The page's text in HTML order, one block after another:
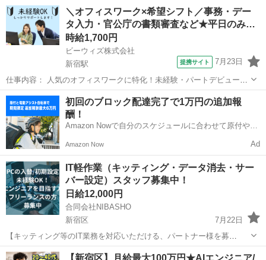
ト・パート求人! 健康診断で来院する受診者様の対応やご案内をおこな
います。 ー働きや...
東京 新宿区
＼オフィスワーク×希望シフト／事務・デー
タ入力・官公庁の書類審査など★平日のみ…
時給1,700円
ビーウィズ株式会社
新宿駅
提携サイト 7月23日
仕事内容： 人気のオフィスワークに特化！未経験・パートデビュー歓
迎 ／ 上場企業の【ビーウィズ】なら安心 あなたの「条件」で事務ワ
ークをご紹介 ＼ ★例えば… 【大手通信キャリアの事務】 時給2000円
～ 【官公庁の書...
東京 新宿区 新宿駅 データ入力
初回のブロック配達完了で1万円の追加報
酬！
Amazon Nowで自分のスケジュールに合わせて原付や電
Amazon Now Ad
IT軽作業（キッティング・データ消去・サー
バー設定）スタッフ募集中！
日給12,000円
合同会社NIBASHO
新宿区
7月22日
【キッティング等のIT業務を対応いただける、パートナー様を募
集！】 ご依頼したいお仕事としては、下記の軽作業メインになりま
東京 新宿区 IT スタッフ